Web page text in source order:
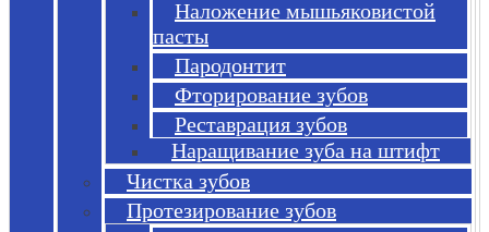
Наложение мышьяковистой
пасты
Пародонтит
Фторирование зубов
Реставрация зубов
Наращивание зуба на штифт
Чистка зубов
Протезирование зубов